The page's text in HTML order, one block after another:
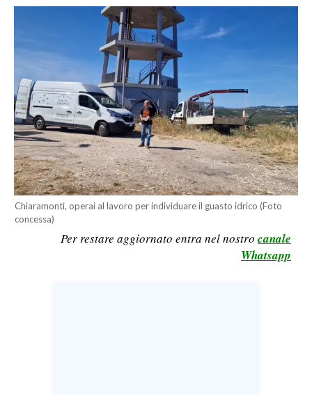
MONDO
ECONOMIA
SERVIZI ALLE IMPRESE
LAVORO
BANDI
SPORT IN SARDEGNA
SPORT
RISULTATI E CLASSIFICHE
Chiaramonti, operai al lavoro per individuare il guasto idrico (Foto
concessa)
Per restare aggiornato entra nel nostro canale
Whatsapp